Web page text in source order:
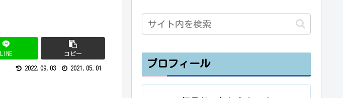
LINE コピー
2022.09.03 2021.05.01 プロフィール